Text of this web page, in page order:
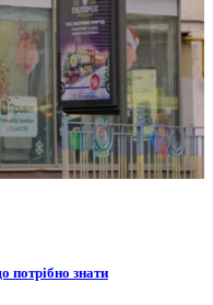
потрібно знати